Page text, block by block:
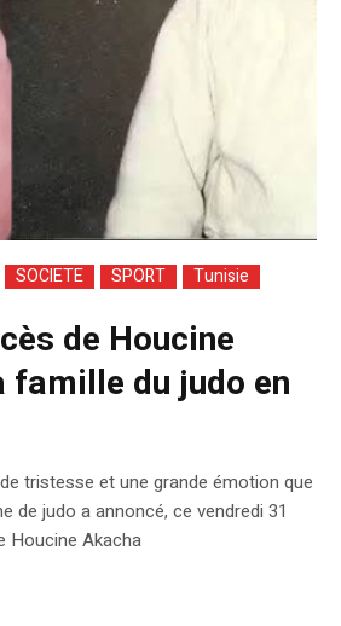
SOCIETE SPORT Tunisie
de Houcine
famille du judo en
tristesse et une grande émotion que
de judo a annoncé, ce vendredi 31
Houcine Akacha